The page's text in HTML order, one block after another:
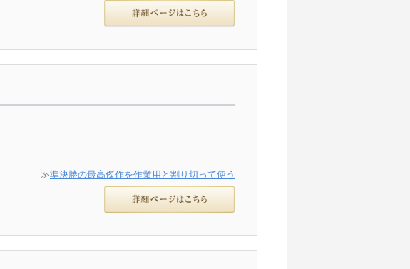
≫準決勝の最高傑作を作業用と割り切って使う